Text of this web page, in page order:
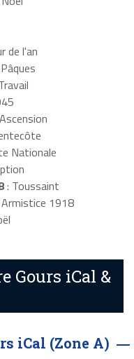
de l'an
Nationale
: Toussaint
1918
Gours iCal &
iCal (Zone A)